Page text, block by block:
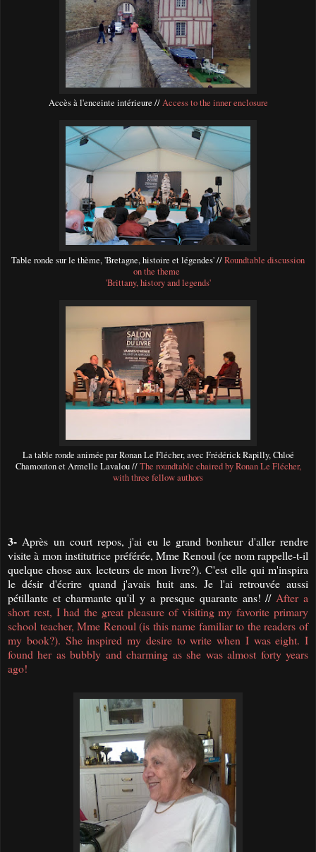
Accès à l'enceinte intérieure //Access to the inner enclosure
Table ronde sur le thème, 'Bretagne, histoire et légendes' //Roundtable discussion
on the theme
'Brittany, history and legends'
La table ronde animée par Ronan Le Flécher, avec Frédérick Rapilly, Chloé
Chamouton et Armelle Lavalou //The roundtable chaired by Ronan Le Flécher,
with three fellow authors
3- Après un court repos, j'ai eu le grand bonheur d'aller rendre
visite à mon institutrice préférée, Mme Renoul (ce nom rappelle-t-il
quelque chose aux lecteurs de mon livre?). C'est elle qui m'inspira
le désir d'écrire quand j'avais huit ans. Je l'ai retrouvée aussi
pétillante et charmante qu'il y a presque quarante ans! // After a
short rest, I had the great pleasure of visiting my favorite primary
school teacher,Mme Renoul (is this name familiar to thereaders of
my book?). Sheinspired my desire to write when I was eight. I
found her as bubbly and charming as she wasalmost forty years
ago!